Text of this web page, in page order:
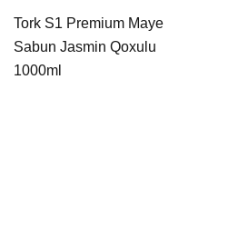
Tork S1 Premium Maye
Sabun Jasmin Qoxulu
1000ml